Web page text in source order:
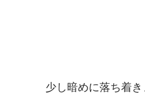
少し暗めに落ち着